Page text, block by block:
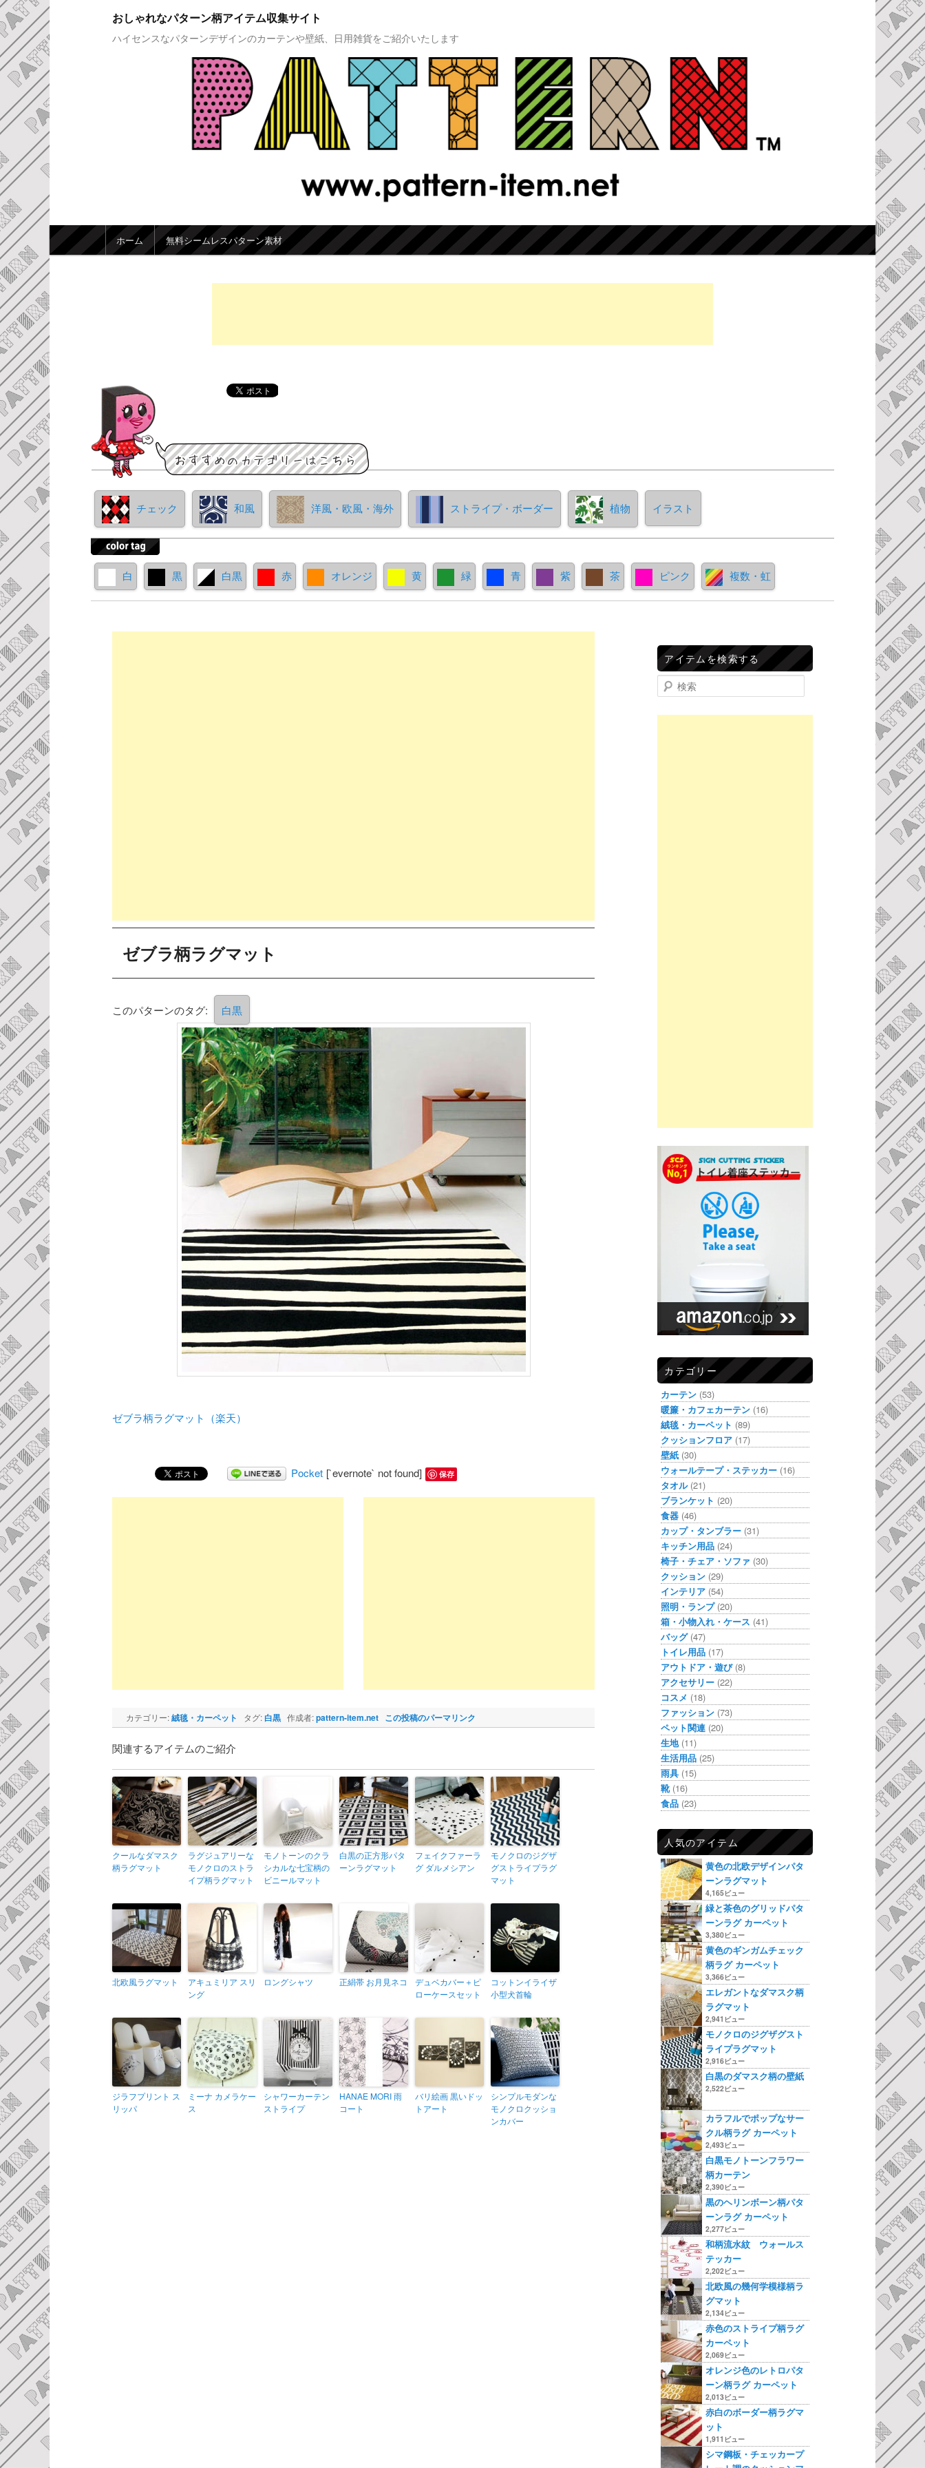
おしゃれなパターン柄アイテム収集サイト
ハイセンスなパターンデザインのカーテンや壁紙、日用雑貨をご紹介いたします
メインメニュー
メインコンテンツへ移動
サブコンテンツへ移動
ホーム 無料シームレスパターン素材
チェック 和風 洋風・欧風・海外 ストライプ・ボーダー 植物 イラスト
白 黒 白黒 赤 オレンジ 黄 緑 青 紫 茶 ピンク 複数・虹
ゼブラ柄ラグマット
このパターンのタグ: 白黒
ゼブラ柄ラグマット（楽天）
Pocket [`evernote` not found] 保存
カテゴリー:絨毯・カーペット タグ: 白黒 作成者:pattern-item.net この投稿のパーマリンク
関連するアイテムのご紹介
クールなダマスク
柄ラグマット
ラグジュアリーな
モノクロのストラ
イプ柄ラグマット
モノトーンのクラ
シカルな七宝柄の
ビニールマット
白黒の正方形パタ
ーンラグマット
フェイクファーラ
グ ダルメシアン
モノクロのジグザ
グストライプラグ
マット
北欧風ラグマット
アキュミリア スリ
ング
ロングシャツ 正絹帯 お月見ネコ
デュベカバー＋ピ
ローケースセット
コットンイライザ
小型犬首輪
ジラフプリント ス
リッパ
ミーナ カメラケー
ス
シャワーカーテン
ストライプ
HANAE MORI 雨
コート
バリ絵画 黒いドッ
トアート
シンプルモダンな
モノクロクッショ
ンカバー
アイテムを検索する
検索
カテゴリー
カーテン (53)
暖簾・カフェカーテン (16)
絨毯・カーペット (89)
クッションフロア (17)
壁紙 (30)
ウォールテープ・ステッカー (16)
タオル(21)
ブランケット (20)
食器 (46)
カップ・タンブラー (31)
キッチン用品 (24)
椅子・チェア・ソファ (30)
クッション (29)
インテリア (54)
照明・ランプ(20)
箱・小物入れ・ケース (41)
バッグ(47)
トイレ用品 (17)
アウトドア・遊び(8)
アクセサリー (22)
コスメ (18)
ファッション (73)
ペット関連 (20)
生地(11)
生活用品 (25)
雨具 (15)
靴(16)
食品 (23)
人気のアイテム
黄色の北欧デザインパタ
ーンラグマット
4,165ビュー
緑と茶色のグリッドパタ
ーンラグ カーペット
3,380ビュー
黄色のギンガムチェック
柄ラグ カーペット
3,366ビュー
エレガントなダマスク柄
ラグマット
2,941ビュー
モノクロのジグザグスト
ライプラグマット
2,916ビュー
白黒のダマスク柄の壁紙
2,522ビュー
カラフルでポップなサー
クル柄ラグ カーペット
2,493ビュー
白黒モノトーンフラワー
柄カーテン
2,390ビュー
黒のヘリンボーン柄パタ
ーンラグ カーペット
2,277ビュー
和柄流水紋 ウォールス
テッカー
2,202ビュー
北欧風の幾何学模様柄ラ
グマット
2,134ビュー
赤色のストライプ柄ラグ
カーペット
2,069ビュー
オレンジ色のレトロパタ
ーン柄ラグ カーペット
2,013ビュー
赤白のボーダー柄ラグマ
ット
1,911ビュー
シマ鋼板・チェッカープ